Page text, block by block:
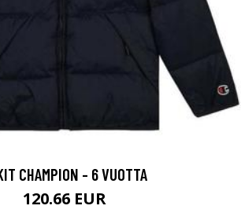
CHAMPION - 6 VUOTTA
120.66 EUR